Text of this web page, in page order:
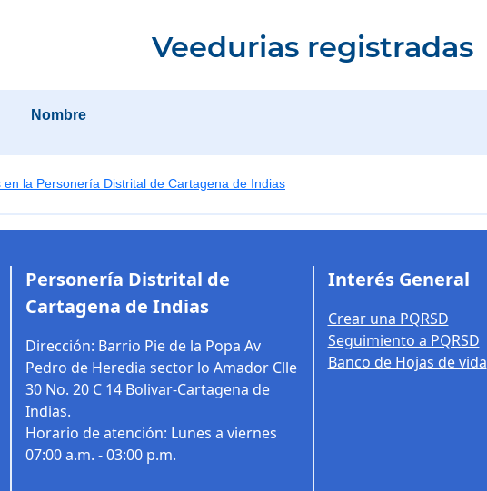
Veedurias registradas
Nombre
la Personería Distrital de Cartagena de Indias
Personería Distrital de
Cartagena de Indias
Dirección: Barrio Pie de la Popa Av
Pedro de Heredia sector lo Amador Clle
30 No. 20 C 14 Bolivar-Cartagena de
Indias.
Horario de atención: Lunes a viernes
07:00 a.m. - 03:00 p.m.
Interés General
Crear una PQRSD
Seguimiento a PQRSD
Banco de Hojas de vida